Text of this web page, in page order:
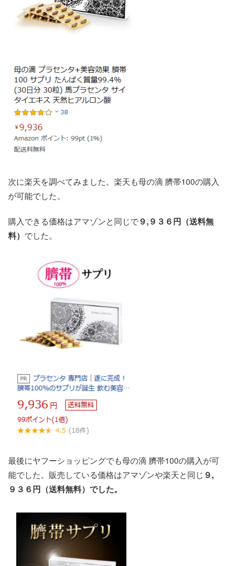
次に楽天を調べてみました。楽天も母の滴 臍帯100の購入
が可能でした。
購入できる価格はアマゾンと同じで９,９３６円 （送料無
料） でした。
最後にヤフーショッピングでも母の滴 臍帯100の購入が可
能でした。販売している価格はアマゾンや楽天と同じ ９,
９３６円（送料無料）でした。